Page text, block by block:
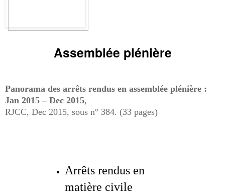
Assemblée plénière
Panorama des arrêts rendus en assemblée plénière :
Jan 2015 – Dec 2015,
RJCC, Dec 2015, sous n° 384. (33 pages)
Arrêts rendus en
matière civile